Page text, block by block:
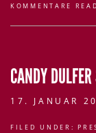
KOMMENTARE
CANDY
17. JANUAR
FILED UNDER: